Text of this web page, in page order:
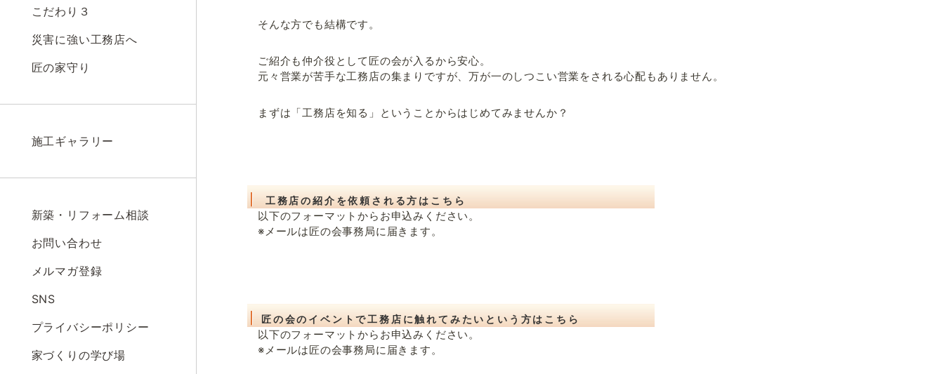
こだわり３
災害に強い工務店へ
匠の家守り
施工ギャラリー
新築・リフォーム相談
お問い合わせ
メルマガ登録
SNS
プライバシーポリシー
家づくりの学び場
そんな方でも結構です。
ご紹介も仲介役として匠の会が入るから安心。
元々営業が苦手な工務店の集まりですが、万が一のしつこい営業をされる心配もありません。
まずは「工務店を知る」ということからはじめてみませんか？
工務店の紹介を依頼される方はこちら
以下のフォーマットからお申込みください。
※メールは匠の会事務局に届きます。
匠の会のイベントで工務店に触れてみたいという方はこちら
以下のフォーマットからお申込みください。
※メールは匠の会事務局に届きます。